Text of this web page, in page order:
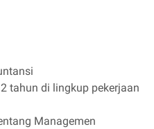
tahun di lingkup pekerjaan
Managemen